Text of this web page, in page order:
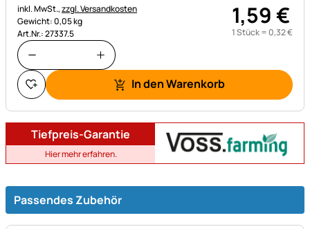
Steuerhinweis:
inkl. MwSt.,zzgl. Versandkosten
Gewicht: 0,05 kg
Art.Nr.: 27337.5
1,59€
1 Stück = 0,32€
In den Warenkorb
Tiefpreis-Garantie
Hier mehr erfahren.
Passendes Zubehör